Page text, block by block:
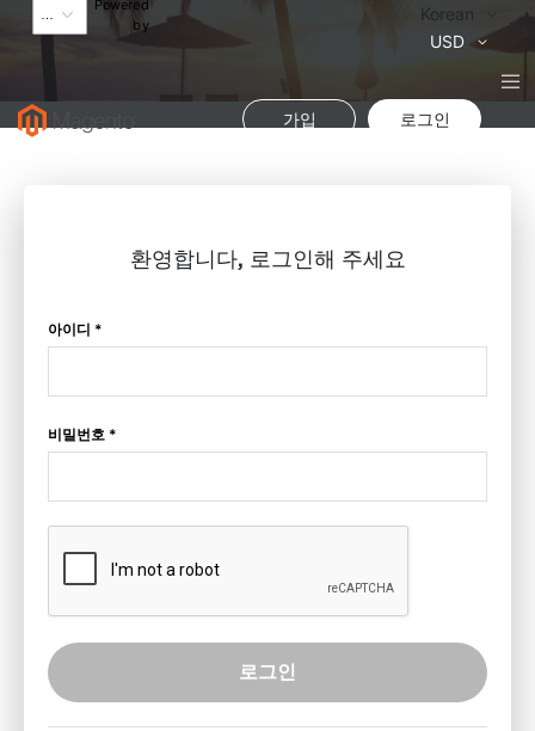
Powered
by
Language
Korean
USD
가입 로그인
환영합니다, 로그인해 주세요
아이디 *
비밀번호 *
로그인